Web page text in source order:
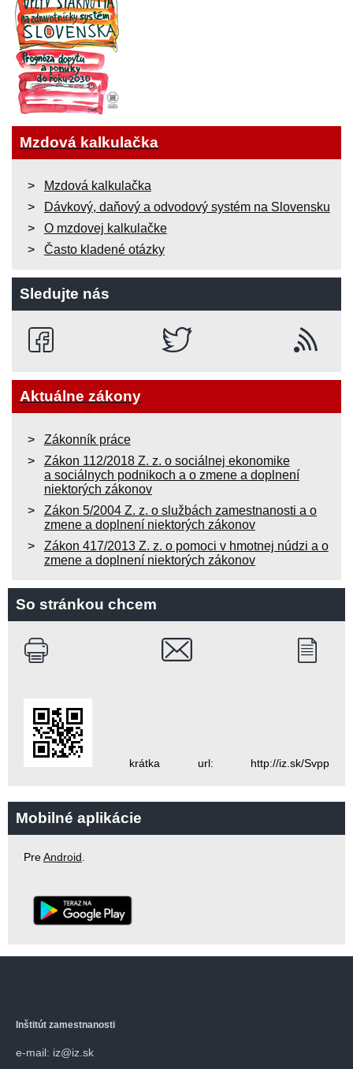
Mzdová kalkulačka
Mzdová kalkulačka
Dávkový, daňový a odvodový systém na Slovensku
O mzdovej kalkulačke
Často kladené otázky
Sledujte nás
Aktuálne zákony
Zákonník práce
Zákon 112/2018 Z. z. o sociálnej ekonomike
a sociálnych podnikoch a o zmene a doplnení
niektorých zákonov
Zákon 5/2004 Z. z. o službách zamestnanosti a o
zmene a doplnení niektorých zákonov
Zákon 417/2013 Z. z. o pomoci v hmotnej núdzi a o
zmene a doplnení niektorých zákonov
So stránkou chcem
krátka url: http://iz.sk/Svpp
Mobilné aplikácie
PreAndroid.
Inštitút zamestnanosti
e-mail: iz@iz.sk